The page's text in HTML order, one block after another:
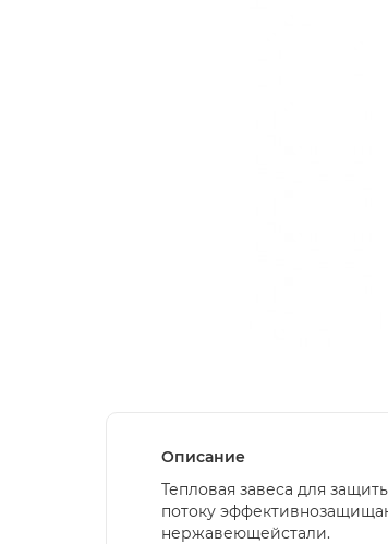
Описание
Тепловая завеса для
потоку
нержавеющейстали.